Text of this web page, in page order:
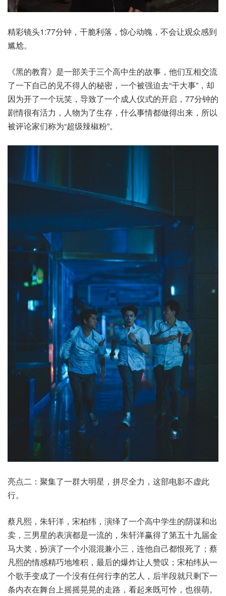
精彩镜头1:77分钟，干脆利落，惊心动魄，不会让观众感到
尴尬。
《黑的教育》是一部关于三个高中生的故事，他们互相交流
了一下自己的见不得人的秘密，一个被强迫去“干大事”，却
因为开了一个玩笑，导致了一个成人仪式的开启，77分钟的
剧情很有活力，人物为了生存，什么事情都做得出来，所以
被评论家们称为“超级辣椒粉”。
亮点二：聚集了一群大明星，拼尽全力，这部电影不虚此
行。
蔡凡熙，朱轩洋，宋柏纬，演绎了一个高中学生的阴谋和出
卖，三男星的表演都是一流的，朱轩洋赢得了第五十九届金
马大奖，扮演了一个小混混兼小三，连他自己都恨死了；蔡
凡熙的情感精巧地堆积，最后的爆炸让人赞叹；宋柏纬从一
个歌手变成了一个没有任何行李的艺人，后半段就只剩下一
条内衣在舞台上摇摇晃晃的走路，看起来既可怜，也很萌。